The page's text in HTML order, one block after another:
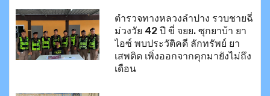
อ
ง
ตำรวจทางหลวงลำปาง รวบชายฉี่
ม่วงวัย 42 ปี ขี่ จยย. ซุกยาบ้า ยา
ไอซ์ พบประวัติคดี ลักทรัพย์ ยา
เสพติด เพิ่งออกจากคุกมายังไม่ถึง
เดือน